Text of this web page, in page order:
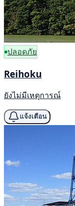
ปลอดภัย
Reihoku
ยังไม่มีเหตุการณ์
แจ้งเตือน